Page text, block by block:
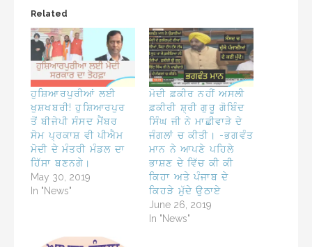
Related
ਹੁਸ਼ਿਆਰਪੁਰੀਆਂ ਲਈ
ਖੁਸ਼ਖਬਰੀ! ਹੁਸ਼ਿਆਰਪੁਰ
ਤੋਂ ਬੀਜੇਪੀ ਸੰਸਦ ਮੈਂਬਰ
ਸੋਮ ਪ੍ਰਕਾਸ਼ ਵੀ ਪੀਐਮ
ਮੋਦੀ ਦੇ ਮੰਤਰੀ ਮੰਡਲ ਦਾ
ਹਿੱਸਾ ਬਣਨਗੇ।
May 30, 2019
In "News"
ਮੋਦੀ ਫ਼ਕੀਰ ਨਹੀਂ ਅਸਲੀ
ਫ਼ਕੀਰੀ ਸ਼੍ਰੀ ਗੁਰੂ ਗੋਬਿੰਦ
ਸਿੰਘ ਜੀ ਨੇ ਮਾਛੀਵਾੜੇ ਦੇ
ਜੰਗਲਾਂ ਚ ਕੀਤੀ। -ਭਗਵੰਤ
ਮਾਨ ਨੇ ਆਪਣੇ ਪਹਿਲੇ
ਭਾਸ਼ਣ ਦੇ ਵਿੱਚ ਕੀ ਕੀ
ਕਿਹਾ ਅਤੇ ਪੰਜਾਬ ਦੇ
ਕਿਹੜੇ ਮੁੱਦੇ ਉਠਾਏ
June 26, 2019
In "News"